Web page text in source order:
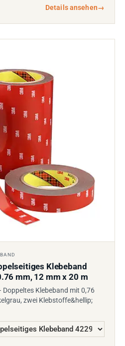
Details ansehen→
Klebeband
mm, 12 mm x 20 m
Klebeband mit 0,76
zwei Klebstoffe&hellip;